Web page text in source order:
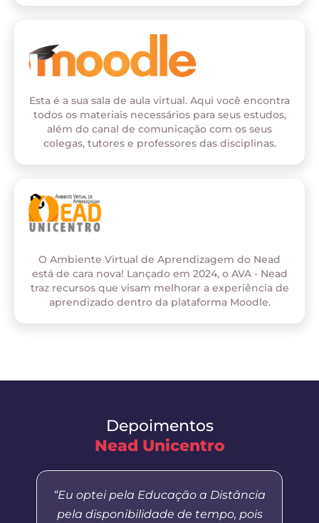
Esta é a sua sala de aula virtual. Aqui você encontra
todos os materiais necessários para seus estudos,
além do canal de comunicação com os seus
colegas, tutores e professores das disciplinas.
O Ambiente Virtual de Aprendizagem do Nead
está de cara nova! Lançado em 2024, o AVA - Nead
traz recursos que visam melhorar a experiência de
aprendizado dentro da plataforma Moodle.
Depoimentos
Nead Unicentro
“Eu optei pela Educação a Distância
pela disponibilidade de tempo, pois